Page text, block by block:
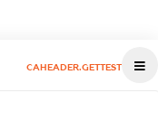
CAHEADER.GETTEST